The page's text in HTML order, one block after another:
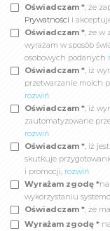
Oświadczam *, że
Prywatności i
Oświadczam *, że w
wyrażam w sposób
osobowych podanych
Oświadczam *, iż
przetwarzanie moich
rozwiń
Oświadczam *, iż
zautomatyzowane
rozwiń
Oświadczam *, iż
skutkuje
i promocji, rozwiń
Wyrażam zgodę *
wykorzystaniu
Oświadczam *, że
Wyrażam zgodę *